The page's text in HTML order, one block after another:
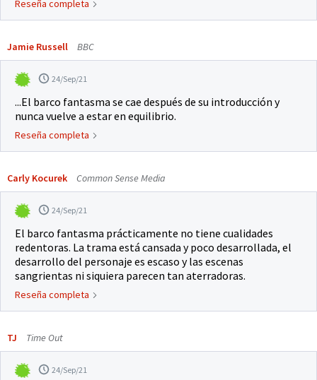
Reseña completa
Jamie Russell BBC
24/Sep/21
...El barco fantasma se cae después de su introducción y
nunca vuelve a estar en equilibrio.
Reseña completa
Carly Kocurek Common Sense Media
24/Sep/21
El barco fantasma prácticamente no tiene cualidades
redentoras. La trama está cansada y poco desarrollada, el
desarrollo del personaje es escaso y las escenas
sangrientas ni siquiera parecen tan aterradoras.
Reseña completa
TJ Time Out
24/Sep/21